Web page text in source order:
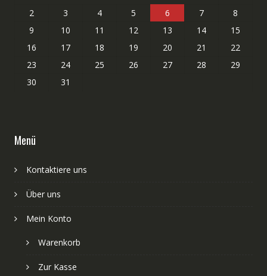
2
3 4 5 6 7
8
9
10 11 12 13 14
15
16
17 18 19 20 21
22
23
24 25 26 27 28
29
30
31
Menü
Kontaktiere uns
Über uns
Mein Konto
Warenkorb
Zur Kasse